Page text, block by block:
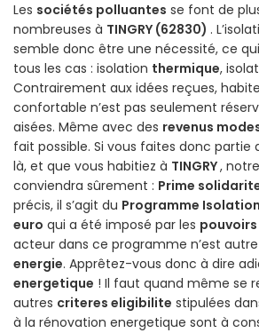
Les sociétés polluantes se font de
nombreuses à TINGRY (62830) .
semble donc être une nécessité, ce
tous les cas : isolation thermique,
Contrairement aux idées reçues,
confortable n’est pas seulement
aisées. Même avec des revenus
fait possible. Si vous faites donc partie
là, et que vous habitiez à TINGRY,
conviendra sûrement : Prime
précis, il s’agit du Programme
euro qui a été imposé par les
acteur dans ce programme n’est
energie. Apprêtez-vous donc à dire
energetique ! Il faut quand même se
autres criteres eligibilite stipulées
à la rénovation energetique sont à